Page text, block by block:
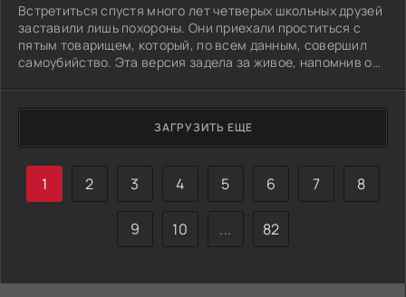
Встретиться спустя много лет четверых школьных друзей
заставили лишь похороны. Они приехали проститься с
пятым товарищем, который, по всем данным, совершил
самоубийство. Эта версия задела за живое, напомнив о
погибшего отказалась верить в случай. Она чувствовала,
что за этим стоит преступление, и пыталась склонить к
той же мысли отцовских друзей, уговаривая их копнуть
глубже. С этого момента события стали развиваться с
пугающей скоростью.
ЗАГРУЗИТЬ ЕЩЕ
1 2 3 4 5 6 7 8
9 10 ... 82